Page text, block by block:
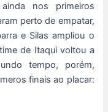
nos primeiros
perto de empatar,
e Silas ampliou o
de Itaqui voltou a
tempo, porém,
finais ao placar: